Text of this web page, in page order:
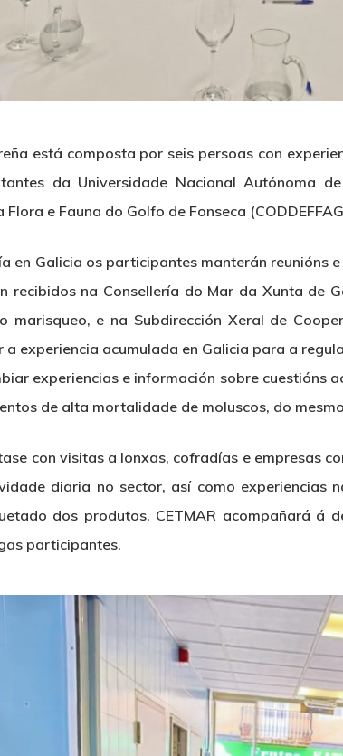
está composta por seis persoas con
da Universidade Nacional Autónoma
e Fauna do Golfo de Fonseca
en Galicia os participantes manterán reunións
recibidos na Consellería do Mar da Xunta de
marisqueo, e na Subdirección Xeral de
a experiencia acumulada en Galicia para a
experiencias e información sobre cuestións
de alta mortalidade de moluscos, do
con visitas a lonxas, cofradías e empresas
diaria no sector, así como experiencias
dos produtos. CETMAR acompañará á
participantes.